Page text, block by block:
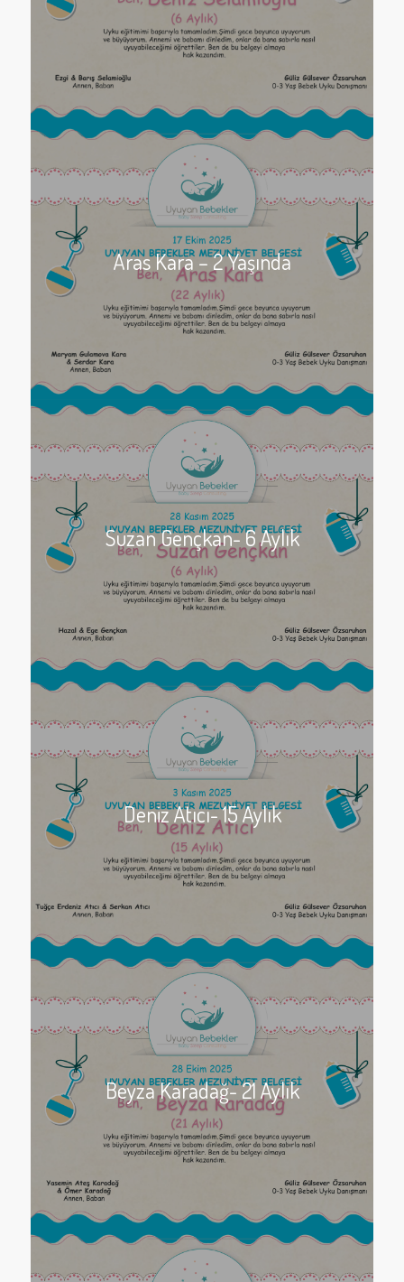
Aras Kara – 2 Yaşında
Suzan Gençkan- 6 Aylık
Deniz Atıcı- 15 Aylık
Beyza Karadağ- 21 Aylık